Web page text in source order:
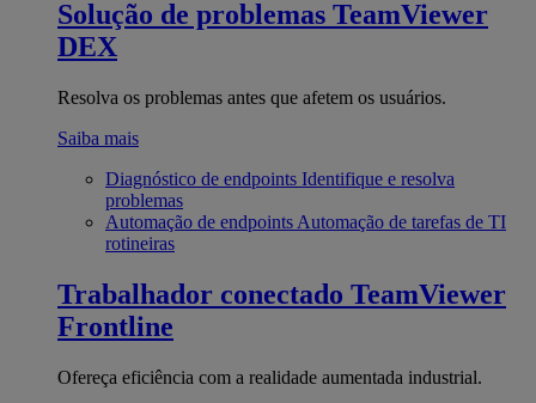
Solução de problemas TeamViewer
DEX
Resolva os problemas antes que afetem os usuários.
Saiba mais
Diagnóstico de endpoints Identifique e resolva
problemas
Automação de endpoints Automação de tarefas de TI
rotineiras
Trabalhador conectado TeamViewer
Frontline
Ofereça eficiência com a realidade aumentada industrial.